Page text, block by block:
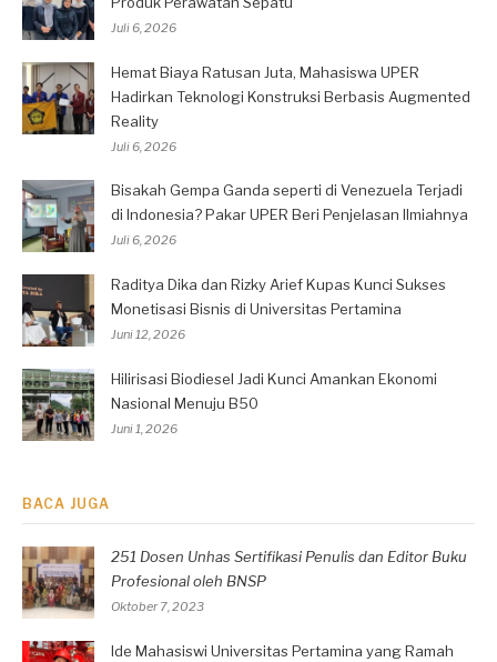
Juli 6, 2026
Hemat Biaya Ratusan Juta, Mahasiswa UPER
Hadirkan Teknologi Konstruksi Berbasis Augmented
Reality
Juli 6, 2026
Bisakah Gempa Ganda seperti di Venezuela Terjadi
di Indonesia? Pakar UPER Beri Penjelasan Ilmiahnya
Juli 6, 2026
Raditya Dika dan Rizky Arief Kupas Kunci Sukses
Monetisasi Bisnis di Universitas Pertamina
Juni 12, 2026
Hilirisasi Biodiesel Jadi Kunci Amankan Ekonomi
Nasional Menuju B50
Juni 1, 2026
BACA JUGA
251 Dosen Unhas Sertifikasi Penulis dan Editor Buku
Profesional oleh BNSP
Oktober 7, 2023
Ide Mahasiswi Universitas Pertamina yang Ramah